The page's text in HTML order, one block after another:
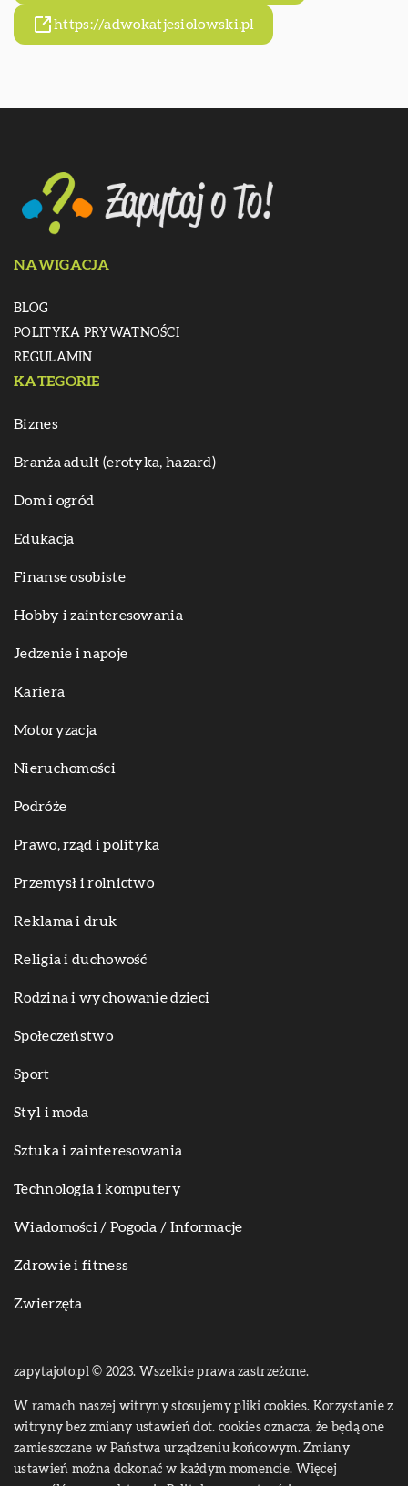
https://adwokatjesiolowski.pl
NAWIGACJA
BLOG
POLITYKA PRYWATNOŚCI
REGULAMIN
KATEGORIE
Biznes
Branża adult (erotyka, hazard)
Dom i ogród
Edukacja
Finanse osobiste
Hobby i zainteresowania
Jedzenie i napoje
Kariera
Motoryzacja
Nieruchomości
Podróże
Prawo, rząd i polityka
Przemysł i rolnictwo
Reklama i druk
Religia i duchowość
Rodzina i wychowanie dzieci
Społeczeństwo
Sport
Styl i moda
Sztuka i zainteresowania
Technologia i komputery
Wiadomości / Pogoda / Informacje
Zdrowie i fitness
Zwierzęta
zapytajoto.pl © 2023. Wszelkie prawa zastrzeżone.
W ramach naszej witryny stosujemy pliki cookies. Korzystanie z
witryny bez zmiany ustawień dot. cookies oznacza, że będą one
zamieszczane w Państwa urządzeniu końcowym. Zmiany
ustawień można dokonać w każdym momencie. Więcej